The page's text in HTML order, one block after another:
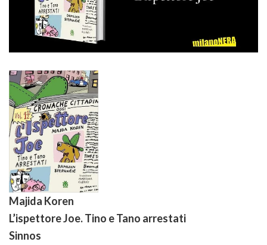
Majida Koren
L’ispettore Joe. Tino e Tano arrestati
Sinnos